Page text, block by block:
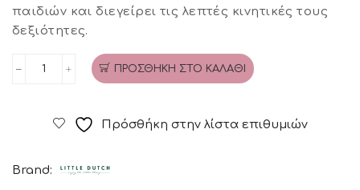
παιδιών και διεγείρει τις λεπτές κινητικές τους
δεξιότητες.
Flowers
ποσότητα
ΠΡΟΣΘΉΚΗ ΣΤΟ ΚΑΛΆΘΙ
Πρόσθήκη στην λίστα επιθυμιών
Brand: